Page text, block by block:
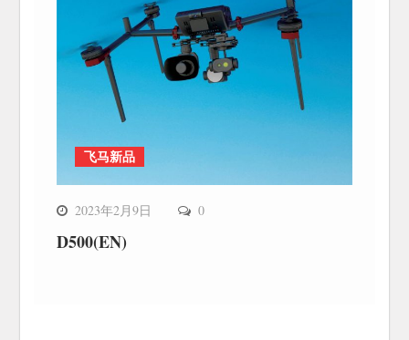
飞马新品
2023年2月9日 0
D500(EN)